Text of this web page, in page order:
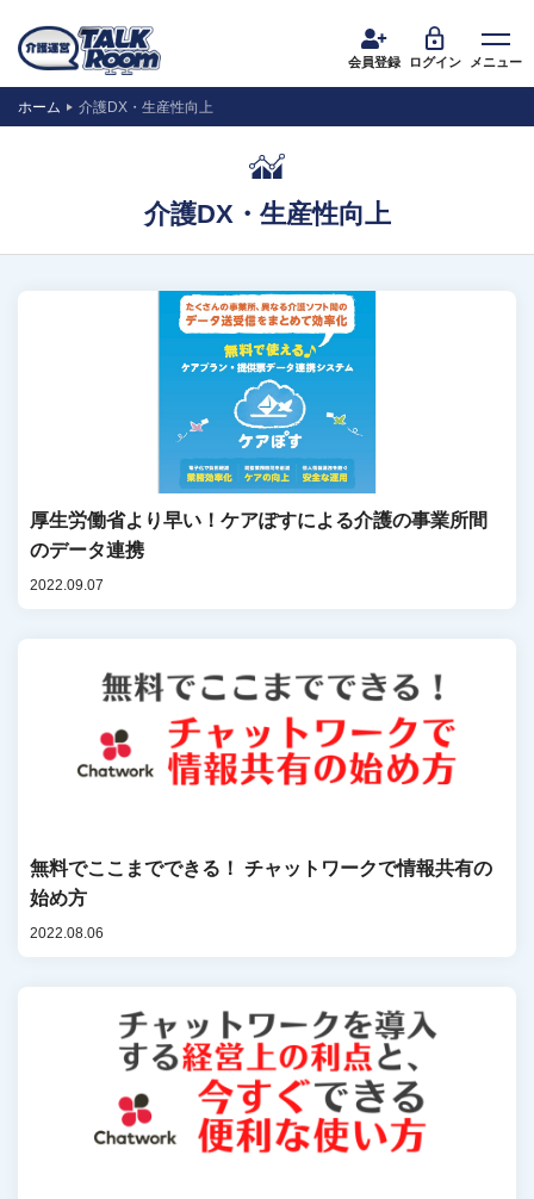
会員登録 ログイン メニュー
ホーム 介護DX・生産性向上
介護DX・生産性向上
厚生労働省より早い！ケアぽすによる介護の事業所間
のデータ連携
2022.09.07
無料でここまでできる！ チャットワークで情報共有の
始め方
2022.08.06